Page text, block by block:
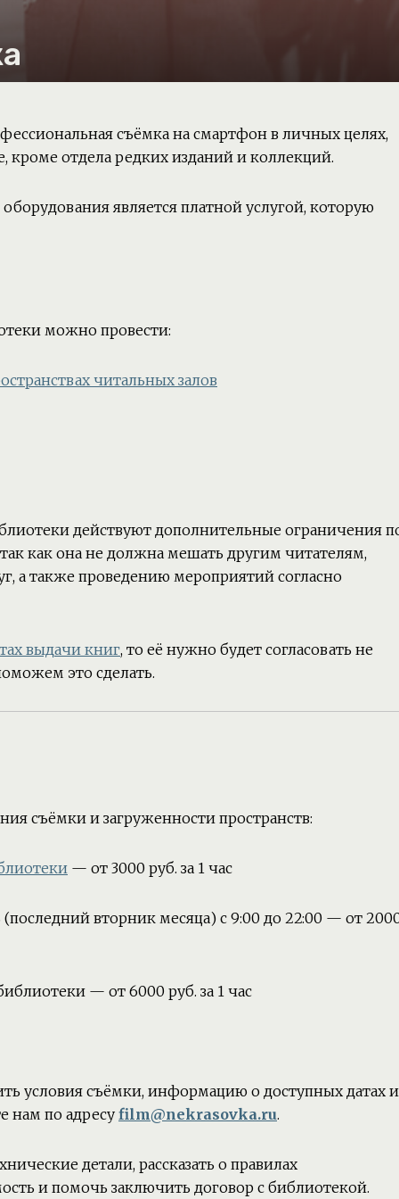
съёмка на смартфон в личных целях,
кроме отдела редких изданий и коллекций.
является платной услугой, которую
можно провести:
читальных залов
действуют дополнительные ограничения
как она не должна мешать другим читателям,
а также проведению мероприятий согласно
выдачи книг, то её нужно будет согласовать не
это сделать.
съёмки и загруженности пространств:
— от 3000 руб. за 1 час
вторник месяца) с 9:00 до 22:00 — от
— от 6000 руб. за 1 час
условия съёмки, информацию о доступных датах и
нам по адресуfilm@nekrasovka.ru.
детали, рассказать о правилах
и помочь заключить договор с библиотекой.